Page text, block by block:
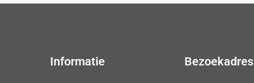
Informatie Bezoekadres